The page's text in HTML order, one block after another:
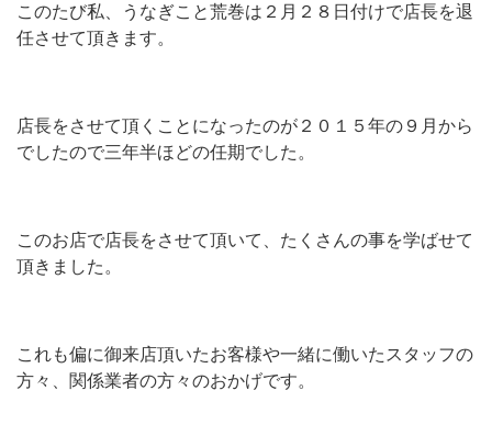
ホームページ
このたび私、うなぎこと荒巻は２月２８日付けで店長を退
任させて頂きます。
店長をさせて頂くことになったのが２０１５年の９月から
でしたので三年半ほどの任期でした。
このお店で店長をさせて頂いて、たくさんの事を学ばせて
頂きました。
これも偏に御来店頂いたお客様や一緒に働いたスタッフの
方々、関係業者の方々のおかげです。